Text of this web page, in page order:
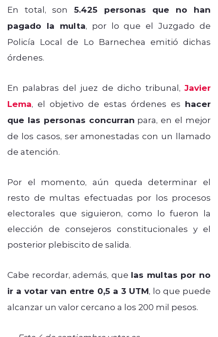
En total, son
5.425 personas que no han
pagado la multa, por lo que el Juzgado de
Policía Local de Lo Barnechea emitió dichas
órdenes.
En palabras del juez de dicho tribunal, Javier
Lema, el objetivo de estas órdenes es hacer
que las personas concurran para, en el mejor
de los casos, ser amonestadas con un llamado
de atención.
Por el momento, aún queda determinar el
resto de multas efectuadas por los procesos
electorales que siguieron, como lo fueron la
elección de consejeros constitucionales y el
posterior plebiscito de salida.
Cabe recordar, además, que las multas por no
ir a votar van entre 0,5 a 3 UTM, lo que puede
alcanzar un valor cercano a los 200 mil pesos.